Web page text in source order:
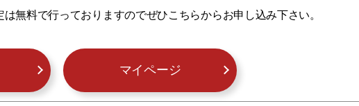
無料で行っておりますのでぜひこちらからお申し込み下さい。
マイページ